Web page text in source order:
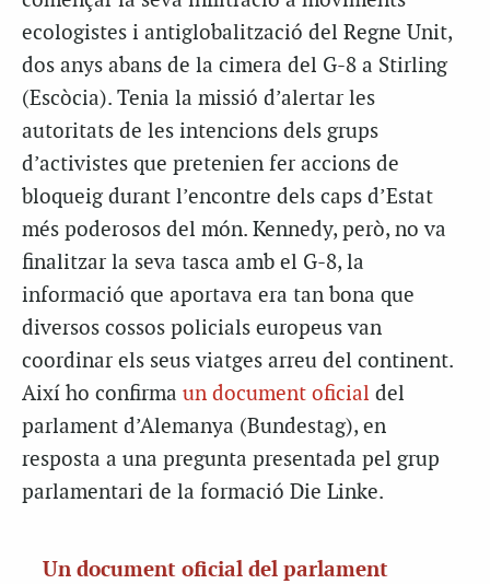
ecologistes i antiglobalització del Regne Unit,
dos anys abans de la cimera del G-8 a Stirling
(Escòcia). Tenia la missió d’alertar les
autoritats de les intencions dels grups
d’activistes que pretenien fer accions de
bloqueig durant l’encontre dels caps d’Estat
més poderosos del món. Kennedy, però, no va
finalitzar la seva tasca amb el G-8, la
informació que aportava era tan bona que
diversos cossos policials europeus van
coordinar els seus viatges arreu del continent.
Així ho confirma un document oficial del
parlament d’Alemanya (Bundestag), en
resposta a una pregunta presentada pel grup
parlamentari de la formació Die Linke.
Un document oficial del parlament